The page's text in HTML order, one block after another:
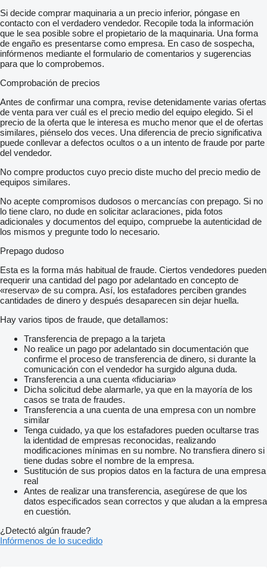
Si decide comprar maquinaria a un precio inferior, póngase en
contacto con el verdadero vendedor. Recopile toda la información
que le sea posible sobre el propietario de la maquinaria. Una forma
de engaño es presentarse como empresa. En caso de sospecha,
infórmenos mediante el formulario de comentarios y sugerencias
para que lo comprobemos.
Comprobación de precios
Antes de confirmar una compra, revise detenidamente varias ofertas
de venta para ver cuál es el precio medio del equipo elegido. Si el
precio de la oferta que le interesa es mucho menor que el de ofertas
similares, piénselo dos veces. Una diferencia de precio significativa
puede conllevar a defectos ocultos o a un intento de fraude por parte
del vendedor.
No compre productos cuyo precio diste mucho del precio medio de
equipos similares.
No acepte compromisos dudosos o mercancías con prepago. Si no
lo tiene claro, no dude en solicitar aclaraciones, pida fotos
adicionales y documentos del equipo, compruebe la autenticidad de
los mismos y pregunte todo lo necesario.
Prepago dudoso
Esta es la forma más habitual de fraude. Ciertos vendedores pueden
requerir una cantidad del pago por adelantado en concepto de
«reserva» de su compra. Así, los estafadores perciben grandes
cantidades de dinero y después desaparecen sin dejar huella.
Hay varios tipos de fraude, que detallamos:
Transferencia de prepago a la tarjeta
No realice un pago por adelantado sin documentación que
confirme el proceso de transferencia de dinero, si durante la
comunicación con el vendedor ha surgido alguna duda.
Transferencia a una cuenta «fiduciaria»
Dicha solicitud debe alarmarle, ya que en la mayoría de los
casos se trata de fraudes.
Transferencia a una cuenta de una empresa con un nombre
similar
Tenga cuidado, ya que los estafadores pueden ocultarse tras
la identidad de empresas reconocidas, realizando
modificaciones mínimas en su nombre. No transfiera dinero si
tiene dudas sobre el nombre de la empresa.
Sustitución de sus propios datos en la factura de una empresa
real
Antes de realizar una transferencia, asegúrese de que los
datos especificados sean correctos y que aludan a la empresa
en cuestión.
¿Detectó algún fraude?
Infórmenos de lo sucedido